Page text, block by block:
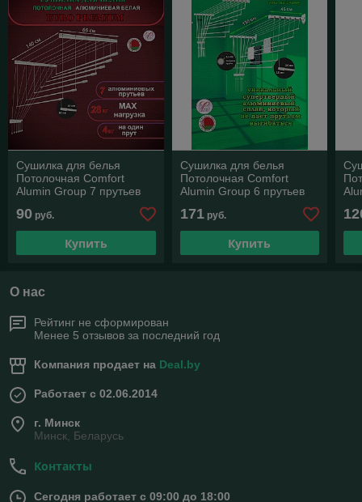
Сушилка для белья
Потолочная Comfort
Alumin Group 7 прутьев
Euro Premium алюминий/
белый 140 см
90 руб.
Купить
Сушилка для белья
Потолочная Comfort
Alumin Group 6 прутьев
алюминий/ белый 190 см
171руб.
Купить
О нас
Рейтинг не сформирован
Менее 5 отзывов за последний год
Компания продает на Deal.by
Работает с 02.06.2014
г. Минск
Минск, Беларусь
Контакты
Сегодня работает с 09:00 до 18:00